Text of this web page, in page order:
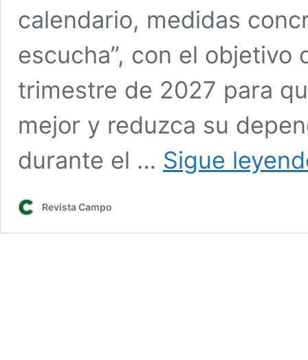
calendario, medidas
escucha”, con el
trimestre de 2027 para
mejor y reduzca su
durante el … Sigue
Revista Campo